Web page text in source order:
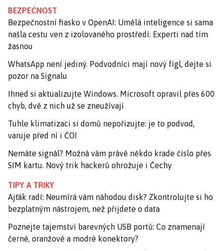
BEZPEČNOST
Bezpečnostní fiasko v OpenAI: Umělá inteligence si sama
našla cestu ven z izolovaného prostředí. Experti nad tím
žasnou
WhatsApp není jediný. Podvodníci mají nový fígl, dejte si
pozor na Signalu
Ihned si aktualizujte Windows. Microsoft opravil přes 600
chyb, dvě z nich už se zneužívají
Tuhle klimatizaci si domů nepořizujte: je to podvod,
varuje před ní i ČOI
Nemáte signál? Možná vám právě někdo krade číslo přes
SIM kartu. Nový trik hackerů ohrožuje i Čechy
TIPY A TRIKY
Ajťák radí: Neumírá vám náhodou disk? Zkontrolujte si ho
bezplatným nástrojem, než přijdete o data
Poznejte tajemství barevných USB portů: Co znamenají
černé, oranžové a modré konektory?